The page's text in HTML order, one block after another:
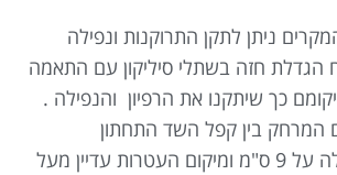
ניתן לתקן התרוקנות ונפילה
הגדלת חזה בשתלי סיליקון עם התאמה
כך שיתקנו את הרפיון והנפילה .
המרחק בין קפל השד התחתון
והפטמות אינו עולה על 9 ס"מ ומיקום העטרות עדיין מעל